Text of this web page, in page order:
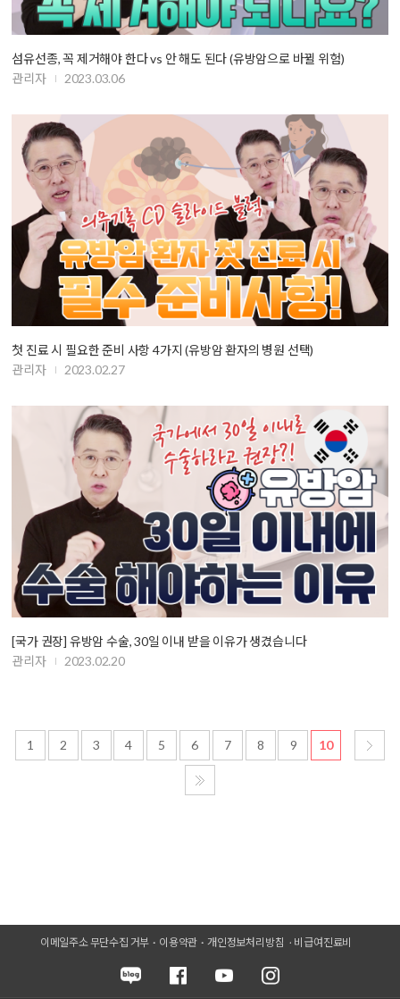
섬유선종, 꼭 제거해야 한다 vs 안 해도 된다 (유방암으로 바뀔 위험)
관리자
2023.03.06
첫 진료 시 필요한 준비 사항 4가지 (유방암 환자의 병원 선택)
관리자
2023.02.27
[국가 권장] 유방암 수술, 30일 이내 받을 이유가 생겼습니다
관리자
2023.02.20
1 2 3 4 5 6 7 8 9 10
이메일주소 무단수집 거부 이용약관 개인정보처리방침 비급여진료비